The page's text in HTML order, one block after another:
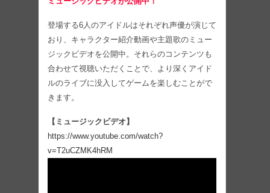
登場する6人のアイドルはそれぞれ声優が演じて
おり、キャラクター紹介動画や主題歌のミュー
ジックビデオを公開中。それらのコンテンツも
合わせて視聴いただくことで、より深くアイド
ルのライブに没入してゲームを楽しむことがで
きます。
【ミュージックビデオ】
https://www.youtube.com/watch?
v=T2uCZMK4hRM